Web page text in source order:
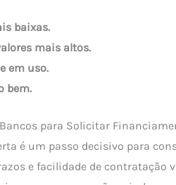
baixas.
mais altos.
em uso.
bem.
para Solicitar
é um passo decisivo para
e facilidade de contratação